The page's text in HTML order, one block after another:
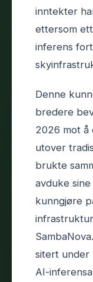
inntekter
ettersom
inferens
Denne
bredere
2026 mot å
utover
brukte
avduke
kunngjøre
sitert under
AI-